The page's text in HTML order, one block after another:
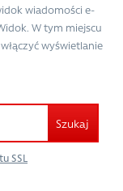
wiadomości e-
W tym miejscu
wyświetlanie
Szukaj
SSL